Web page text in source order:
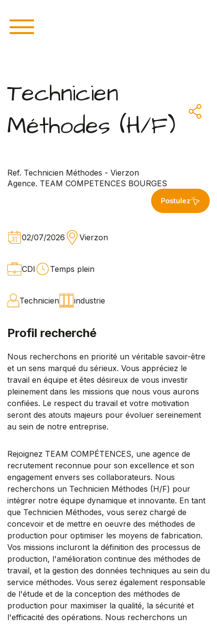
Technicien
Méthodes (H/F)
Ref. Technicien Méthodes - Vierzon
Agence. TEAM COMPETENCES BOURGES
Postulez
02/07/2026 Vierzon
CDI Temps plein
Technicien industrie
Profil recherché
Nous recherchons en priorité un véritable savoir-être
et un sens marqué du sérieux. Vous appréciez le
travail en équipe et êtes désireux de vous investir
pleinement dans les missions que nous vous aurons
confiées. Le respect du travail et votre motivation
seront des atouts majeurs pour évoluer sereinement
au sein de notre entreprise.
Rejoignez TEAM COMPÉTENCES, une agence de
recrutement reconnue pour son excellence et son
engagement envers ses collaborateurs. Nous
recherchons un Technicien Méthodes (H/F) pour
intégrer notre équipe dynamique et innovante. En tant
que Technicien Méthodes, vous serez chargé de
concevoir et de mettre en oeuvre des méthodes de
production pour optimiser les moyens de fabrication.
Vos missions incluront la définition des processus de
production, l'amélioration continue des méthodes de
travail, et la gestion des données techniques au sein du
service méthodes. Vous serez également responsable
de l'étude et de la conception des méthodes de
production pour maximiser la qualité, la sécurité et
l'efficacité des opérations. Nous recherchons un